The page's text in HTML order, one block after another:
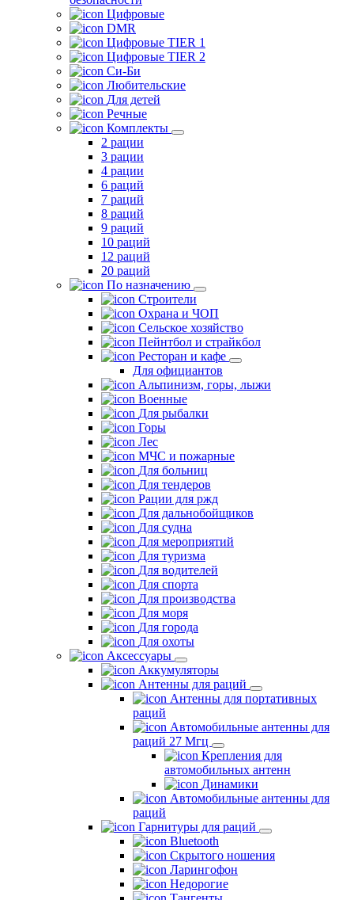
Цифровые
DMR
Цифровые TIER 1
Цифровые TIER 2
Си-Би
Любительские
Для детей
Речные
Комплекты
2 рации
3 рации
4 рации
6 раций
7 раций
8 раций
9 раций
10 раций
12 раций
20 раций
По назначению
Строители
Охрана и ЧОП
Сельское хозяйство
Пейнтбол и страйкбол
Ресторан и кафе
Для официантов
Альпинизм, горы, лыжи
Военные
Для рыбалки
Горы
Лес
МЧС и пожарные
Для больниц
Для тендеров
Рации для ржд
Для дальнобойщиков
Для судна
Для мероприятий
Для туризма
Для водителей
Для спорта
Для производства
Для моря
Для города
Для охоты
Аксессуары
Аккумуляторы
Антенны для раций
Антенны для портативных
раций
Автомобильные антенны для
раций 27 Мгц
Крепления для
автомобильных антенн
Динамики
Автомобильные антенны для
раций
Гарнитуры для раций
Bluetooth
Скрытого ношения
Ларингофон
Недорогие